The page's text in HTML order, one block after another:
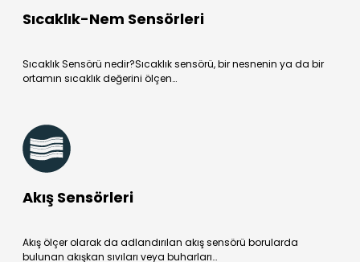
Sıcaklık-Nem Sensörleri
Sıcaklık Sensörü nedir?Sıcaklık sensörü, bir nesnenin ya da bir
ortamın sıcaklık değerini ölçen…
Akış Sensörleri
Akış ölçer olarak da adlandırılan akış sensörü borularda
bulunan akışkan sıvıları veya buharları…